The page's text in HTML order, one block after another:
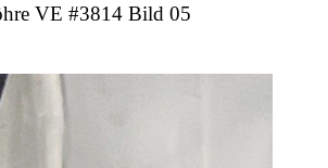
VE #3814 Bild 05